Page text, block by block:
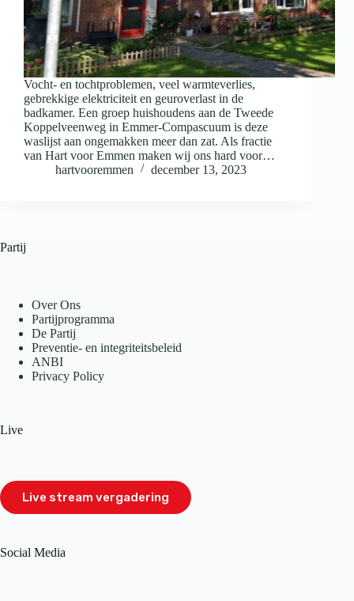
Vocht- en tochtproblemen, veel warmteverlies,
gebrekkige elektriciteit en geuroverlast in de
badkamer. Een groep huishoudens aan de Tweede
Koppelveenweg in Emmer-Compascuum is deze
waslijst aan ongemakken meer dan zat. Als fractie
van Hart voor Emmen maken wij ons hard voor…
hartvooremmen
december 13, 2023
Partij
Over Ons
Partijprogramma
De Partij
Preventie- en integriteitsbeleid
ANBI
Privacy Policy
Live
Live stream vergadering
Social Media